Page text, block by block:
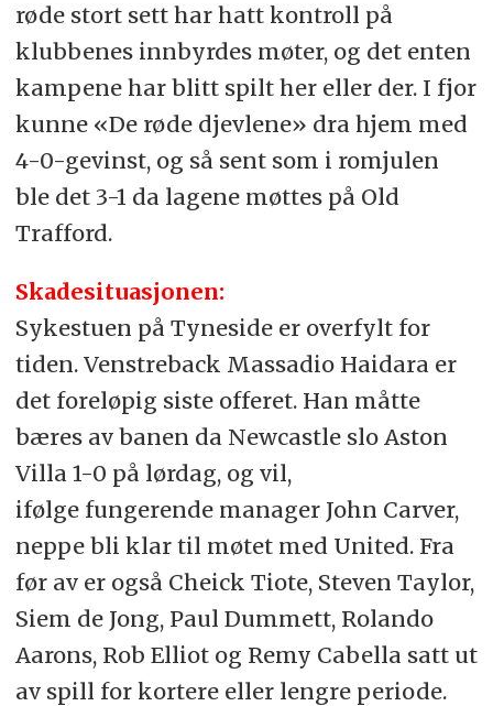
røde stort sett har hatt kontroll på
klubbenes innbyrdes møter, og det enten
kampene har blitt spilt her eller der. I fjor
kunne «De røde djevlene» dra hjem med
4-0-gevinst, og så sent som i romjulen
ble det 3-1 da lagene møttes på Old
Trafford.
Skadesituasjonen:
Sykestuen på Tyneside er overfylt for
tiden. Venstreback Massadio Haidara er
det foreløpig siste offeret. Han måtte
bæres av banen da Newcastle slo Aston
Villa 1-0 på lørdag, og vil,
ifølge fungerende manager John Carver,
neppe bli klar til møtet med United. Fra
før av er også Cheick Tiote, Steven Taylor,
Siem de Jong, Paul Dummett, Rolando
Aarons, Rob Elliot og Remy Cabella satt ut
av spill for kortere eller lengre periode.